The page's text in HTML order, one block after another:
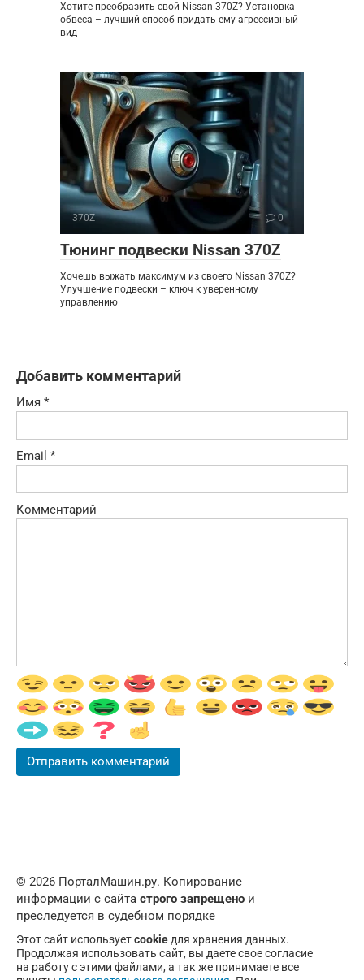
Хотите преобразить свой Nissan 370Z? Установка
обвеса – лучший способ придать ему агрессивный
вид
370Z 0
Тюнинг подвески Nissan 370Z
Хочешь выжать максимум из своего Nissan 370Z?
Улучшение подвески – ключ к уверенному
управлению
Добавить комментарий
Имя *
Email *
Комментарий
© 2026 ПорталМашин.ру. Копирование
информации с сайта строго запрещено и
преследуется в судебном порядке
Этот сайт используетcookie для хранения данных.
Продолжая использовать сайт, вы даете свое согласие
на работу с этими файлами, а так же принимаете все